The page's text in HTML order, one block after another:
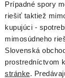
Prípadné spory
riešiť taktiež
kupujúci -
mimosúdneho
Slovenská
prostredníctvom
stránke.